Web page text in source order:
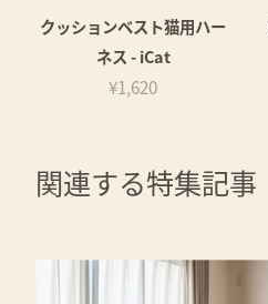
クッションベスト猫用ハー
ネス - iCat
¥1,620
関連する特集記事